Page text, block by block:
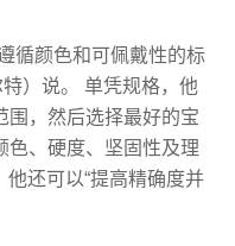
循颜色和可佩戴性的标
）说。 单凭规格，他
围，然后选择最好的宝
色、硬度、坚固性及理
还可以“提高精确度并